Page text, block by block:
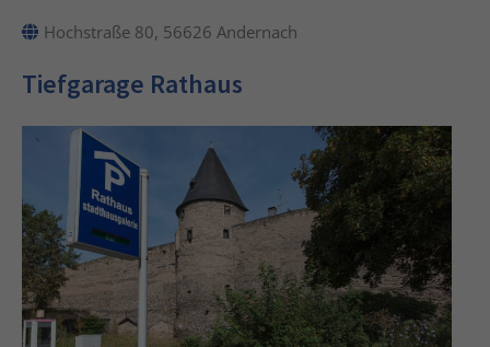
Hochstraße 80, 56626 Andernach
Tiefgarage Rathaus